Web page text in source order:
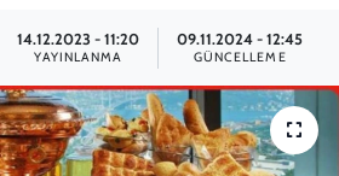
14.12.2023 - 11:20
YAYINLANMA
09.11.2024 - 12:45
GÜNCELLEME